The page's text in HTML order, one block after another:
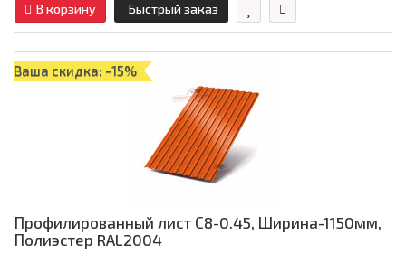
В корзину Быстрый заказ
Ваша скидка: -15%
Профилированный лист С8-0.45, Ширина-1150мм,
Полиэстер RAL2004